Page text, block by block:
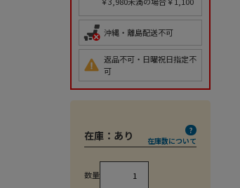
沖縄・離島配送不可
返品不可・日曜祝日指定不
可
在庫： あり 在庫数について
数量